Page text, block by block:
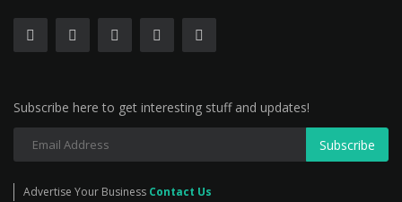
Subscribe here to get interesting stuff and updates!
Subscribe
Advertise Your Business Contact Us